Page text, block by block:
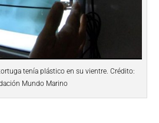
tenía plástico en su vientre. Crédito:
Mundo Marino